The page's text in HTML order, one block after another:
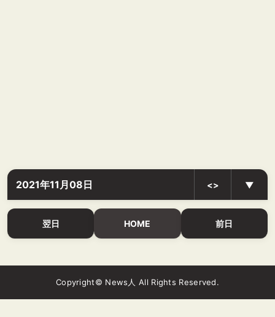
2021年11月08日 <> ▼
翌日 HOME 前日
Copyright© News人 All Rights Reserved.